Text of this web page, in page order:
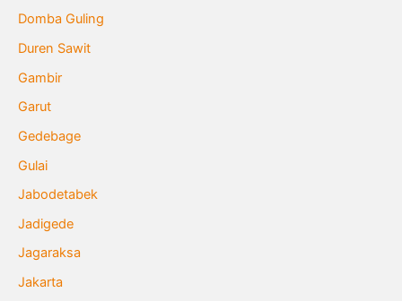
Domba Guling
Duren Sawit
Gambir
Garut
Gedebage
Gulai
Jabodetabek
Jadigede
Jagaraksa
Jakarta